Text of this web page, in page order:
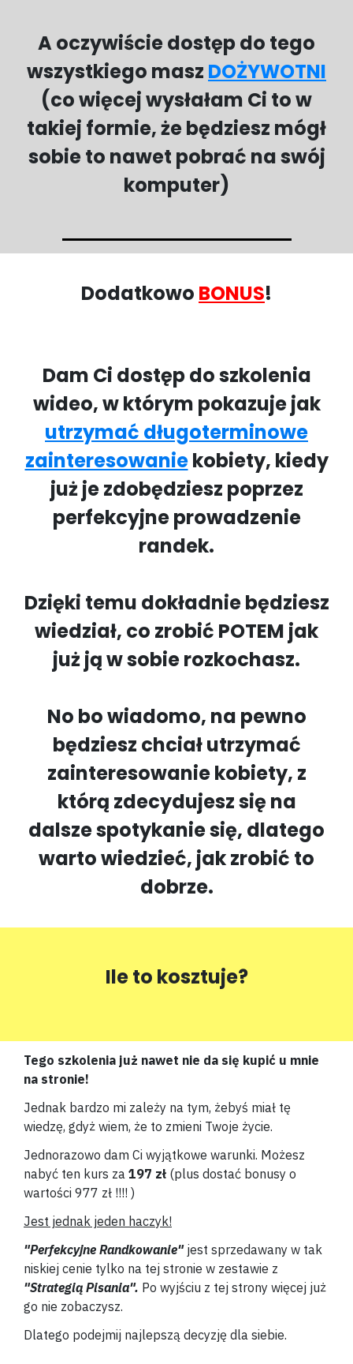
A oczywiście dostęp do tego
wszystkiego masz DOŻYWOTNI
(co więcej wysłałam Ci to w
takiej formie, że będziesz mógł
sobie to nawet pobrać na swój
komputer)
Dodatkowo BONUS!
Dam Ci dostęp do szkolenia
wideo, w którym pokazuje jak
utrzymać długoterminowe
zainteresowaniekobiety, kiedy
już je zdobędziesz poprzez
perfekcyjne prowadzenie
randek.
Dzięki temu dokładnie będziesz
wiedział, co zrobić POTEM jak
już ją w sobie rozkochasz.
No bo wiadomo, na pewno
będziesz chciał utrzymać
zainteresowanie kobiety, z
którą zdecydujesz się na
dalsze spotykanie się, dlatego
warto wiedzieć, jak zrobić to
dobrze.
Ile to kosztuje?
Tego szkolenia już nawet nie da się kupić u mnie
na stronie!
Jednak bardzo mi zależy na tym, żebyś miał tę
wiedzę, gdyż wiem, że to zmieni Twoje życie.
Jednorazowo dam Ci wyjątkowe warunki. Możesz
nabyć ten kurs za 197 zł (plus dostać bonusy o
wartości 977 zł !!!! )
Jest jednak jeden haczyk!
"Perfekcyjne Randkowanie"jest sprzedawany w tak
niskiej cenie tylko na tej stronie w zestawie z
"Strategią Pisania". Po wyjściu z tej strony więcej już
go nie zobaczysz.
Dlatego podejmij najlepszą decyzję dla siebie.